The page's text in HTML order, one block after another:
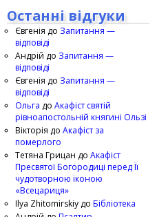
Останні відгуки
Євгенія до Запитання —
відповіді
Андрій до Запитання —
відповіді
Євгенія до Запитання —
відповіді
Ольга до Акафіст святій
рівноапостольній княгині Ользі
Вікторія до Акафіст за
померлого
Тетяна Грицан до Акафіст
Пресвятої Богородиці перед Її
чудотворною іконою
«Всецариця»
Ilya Zhitomirskiy до Бібліотека